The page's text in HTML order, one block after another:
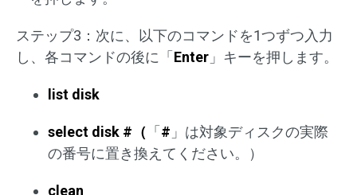
ステップ3：次に、以下のコマンドを1つずつ入力
し、各コマンドの後に「Enter 」キーを押します。
list disk
select disk #（ 「# 」は対象ディスクの実際
の番号に置き換えてください。）
clean